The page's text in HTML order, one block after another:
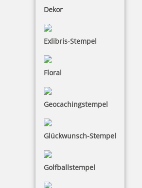
Dekor
Exlibris-Stempel
Floral
Geocachingstempel
Glückwunsch-Stempel
Golfballstempel